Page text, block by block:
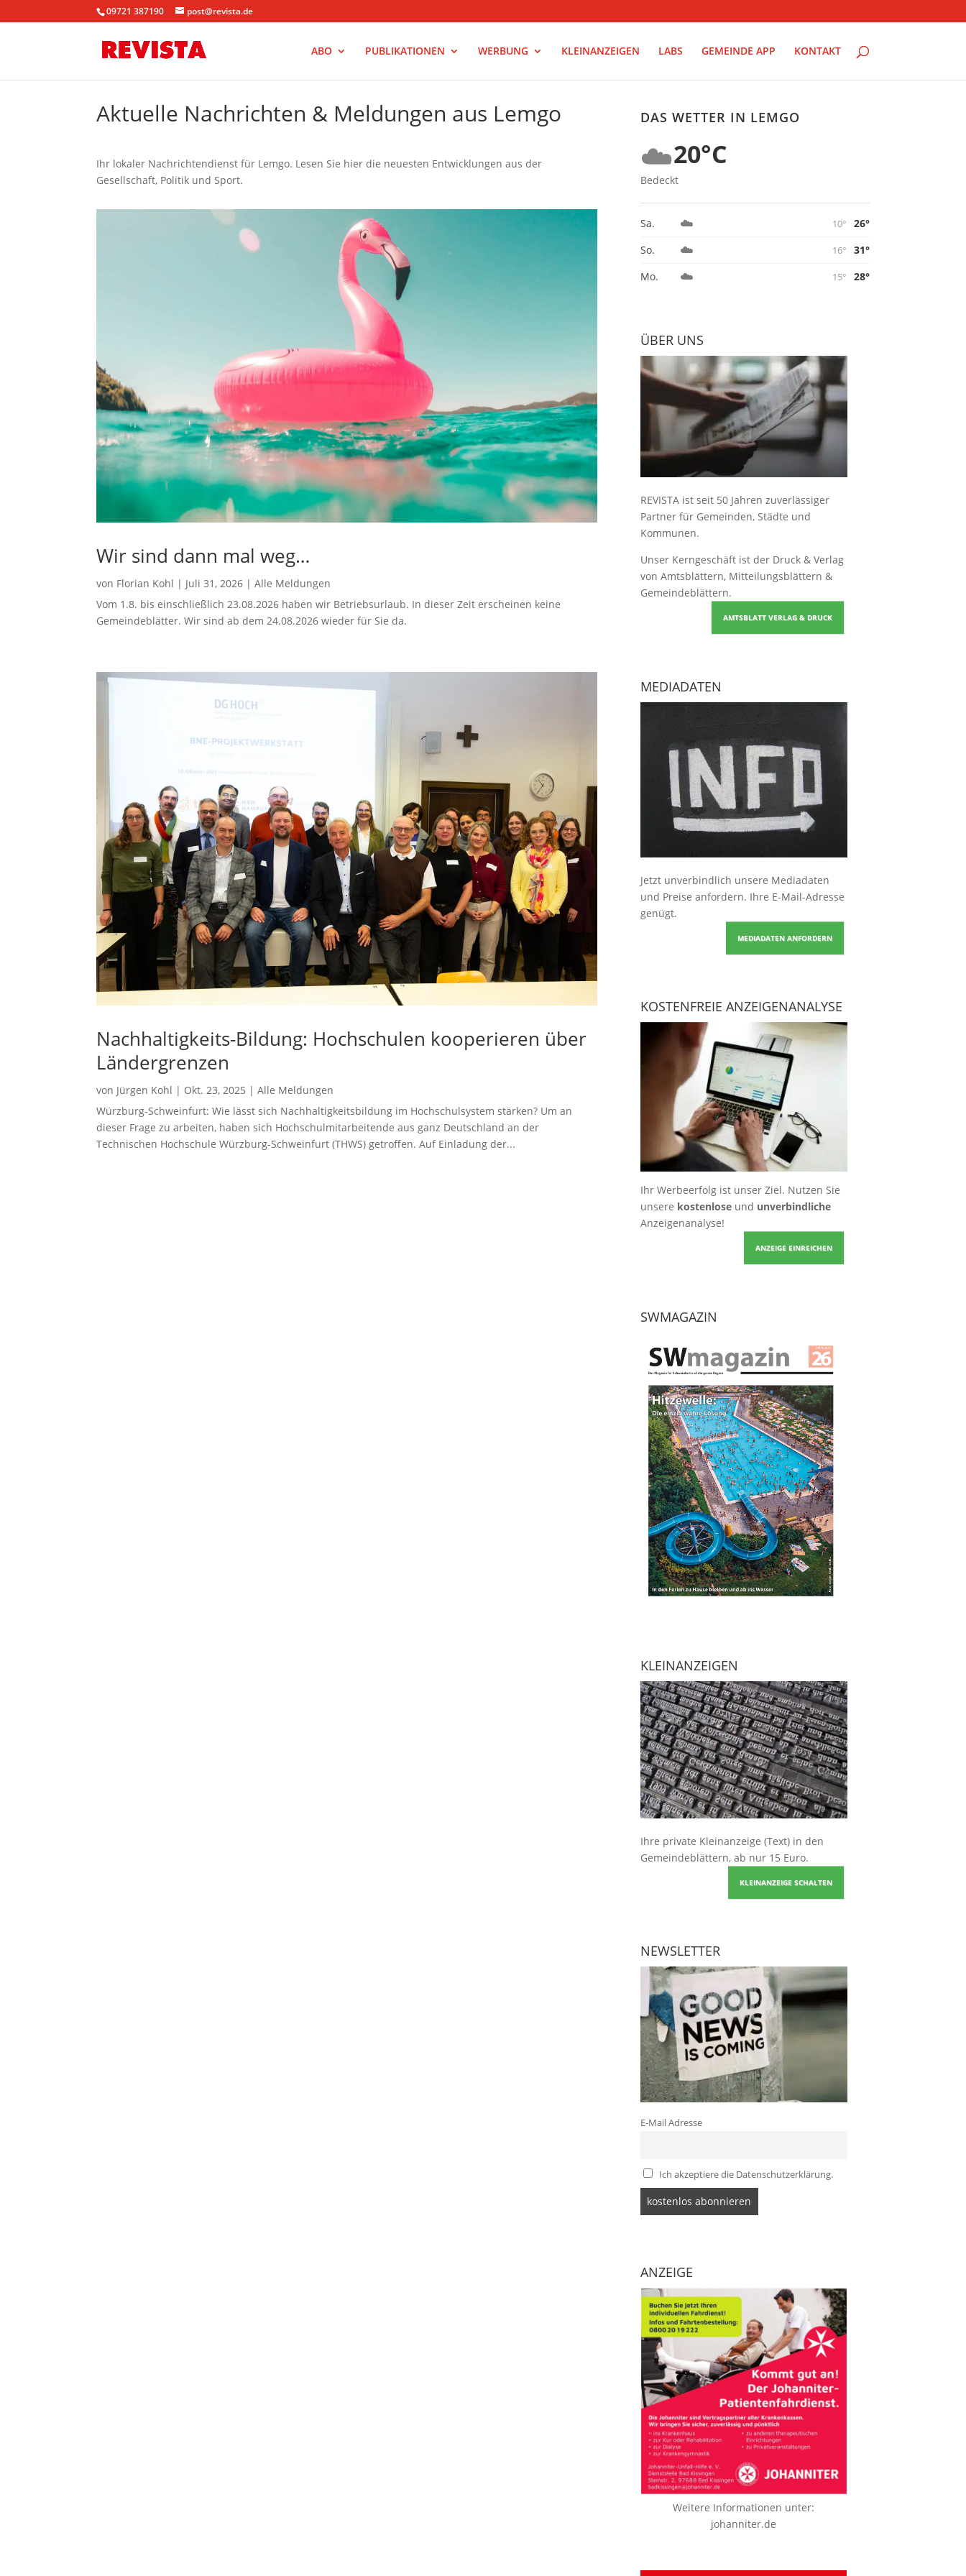
09721 387190 post@revista.de
ABO PUBLIKATIONEN WERBUNG KLEINANZEIGEN LABS GEMEINDE APP KONTAKT
Aktuelle Nachrichten & Meldungen aus Lemgo
Ihr lokaler Nachrichtendienst für Lemgo. Lesen Sie hier die neuesten Entwicklungen aus der
Gesellschaft, Politik und Sport.
Wir sind dann mal weg…
von Florian Kohl | Juli 31, 2026 |Alle Meldungen
Vom 1.8. bis einschließlich 23.08.2026 haben wir Betriebsurlaub. In dieser Zeit erscheinen keine
Gemeindeblätter. Wir sind ab dem 24.08.2026 wieder für Sie da.
Nachhaltigkeits-Bildung: Hochschulen kooperieren über
Ländergrenzen
von Jürgen Kohl | Okt. 23, 2025 |Alle Meldungen
Würzburg-Schweinfurt: Wie lässt sich Nachhaltigkeitsbildung im Hochschulsystem stärken? Um an
dieser Frage zu arbeiten, haben sich Hochschulmitarbeitende aus ganz Deutschland an der
Technischen Hochschule Würzburg-Schweinfurt (THWS) getroffen. Auf Einladung der...
DAS WETTER IN LEMGO
☁️20°C
Bedeckt
Sa. ☁️ 10°
26°
So.
☁️ 16°
31°
Mo.
☁️ 15° 28°
ÜBER UNS
REVISTA ist seit 50 Jahren zuverlässiger
Partner für Gemeinden, Städte und
Kommunen.
Unser Kerngeschäft ist der Druck & Verlag
von Amtsblättern, Mitteilungsblättern &
Gemeindeblättern.
AMTSBLATT VERLAG & DRUCK
MEDIADATEN
Jetzt unverbindlich unsere Mediadaten
und Preise anfordern. Ihre E-Mail-Adresse
genügt.
MEDIADATEN ANFORDERN
KOSTENFREIE ANZEIGENANALYSE
Ihr Werbeerfolg ist unser Ziel. Nutzen Sie
unsere kostenloseund unverbindliche
Anzeigenanalyse!
ANZEIGE EINREICHEN
SWMAGAZIN
KLEINANZEIGEN
Ihre private Kleinanzeige (Text) in den
Gemeindeblättern, ab nur 15 Euro.
KLEINANZEIGE SCHALTEN
NEWSLETTER
E-Mail Adresse
Ich akzeptiere die Datenschutzerklärung.
ANZEIGE
Weitere Informationen unter:
johanniter.de